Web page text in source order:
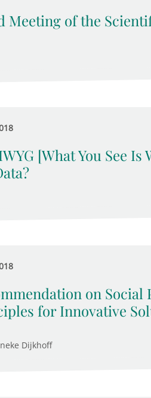
Meeting of the
[What You See
on
for Innovative
Dijkhoff